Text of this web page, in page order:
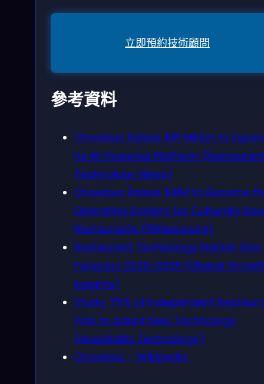
立即預約技術顧問
參考資料
Chowbus Raises $81 Million to
Its AI-Powered Platform
Technology News)
Chowbus Raises $81M to Become
Operating System for Culturally
Restaurants (PRNewswire)
Restaurant Technology Market Size
Forecast 2026-2035 (Global
Insights)
Study: 75% of Independent
Plan to Adopt New Technology
(Hospitality Technology)
Chowbus – Wikipedia